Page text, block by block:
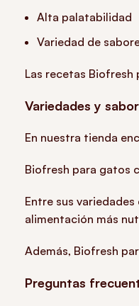
Alta palatabilidad
Variedad de
Las recetas
Variedades y
En nuestra tienda
Biofresh para gatos
Entre sus
alimentación más
Además, Biofresh
Preguntas